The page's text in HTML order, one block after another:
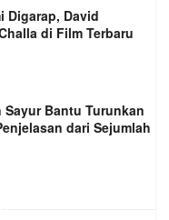
Digarap, David
di Film Terbaru
Bantu Turunkan
dari Sejumlah